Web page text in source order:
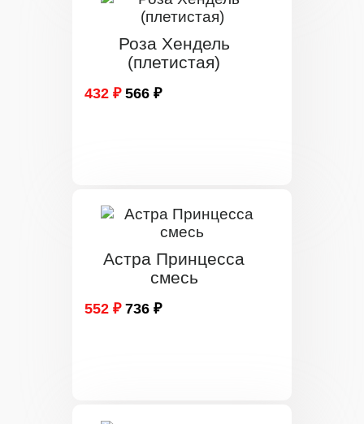
Роза Хендель
(плетистая)
432 ₽ 566 ₽
Астра Принцесса
смесь
552 ₽ 736 ₽